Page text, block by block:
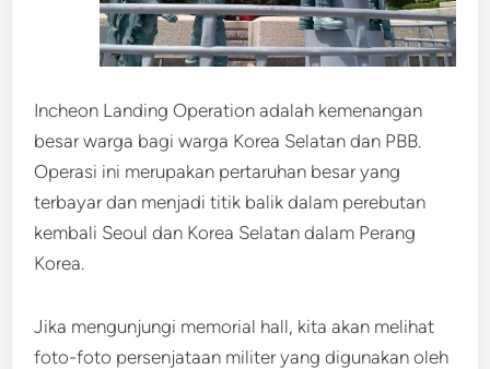
Incheon Landing Operation adalah kemenangan
besar warga bagi warga Korea Selatan dan PBB.
Operasi ini merupakan pertaruhan besar yang
terbayar dan menjadi titik balik dalam perebutan
kembali Seoul dan Korea Selatan dalam Perang
Korea.
Jika mengunjungi memorial hall, kita akan melihat
foto-foto persenjataan militer yang digunakan oleh